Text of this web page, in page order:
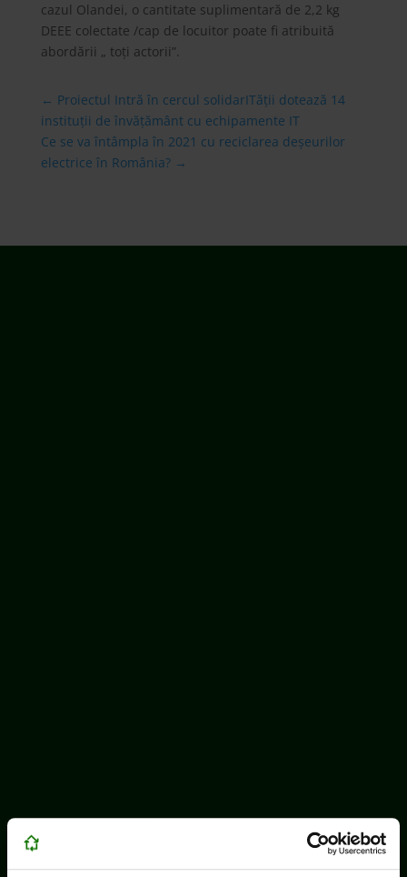
cazul Olandei, o cantitate suplimentară de 2,2 kg
DEEE colectate /cap de locuitor poate fi atribuită
abordării „ toți actorii”.
← Proiectul Intră în cercul solidarITății dotează 14
instituții de învățământ cu echipamente IT
Ce se va întâmpla în 2021 cu reciclarea deșeurilor
electrice în România?→